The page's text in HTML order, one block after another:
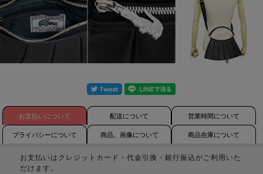
お支払いについて 配送について 営業時間について
プライバシーについて 商品、画像について 商品在庫について
お支払いはクレジットカード・代金引換・銀行振込がご利用いた
だけます。